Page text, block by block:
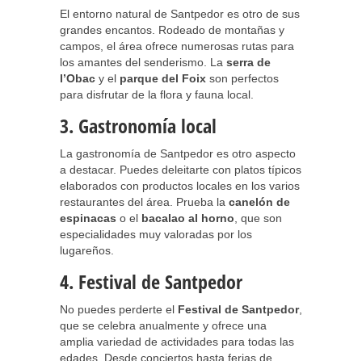
El entorno natural de Santpedor es otro de sus
grandes encantos. Rodeado de montañas y
campos, el área ofrece numerosas rutas para
los amantes del senderismo. La serra de
l’Obac y el parque del Foix son perfectos
para disfrutar de la flora y fauna local.
3. Gastronomía local
La gastronomía de Santpedor es otro aspecto
a destacar. Puedes deleitarte con platos típicos
elaborados con productos locales en los varios
restaurantes del área. Prueba la canelón de
espinacas o el bacalao al horno , que son
especialidades muy valoradas por los
lugareños.
4. Festival de Santpedor
No puedes perderte el Festival de Santpedor,
que se celebra anualmente y ofrece una
amplia variedad de actividades para todas las
edades. Desde conciertos hasta ferias de